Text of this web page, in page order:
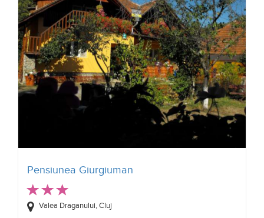
Pensiunea Giurgiuman
Valea Draganului, Cluj